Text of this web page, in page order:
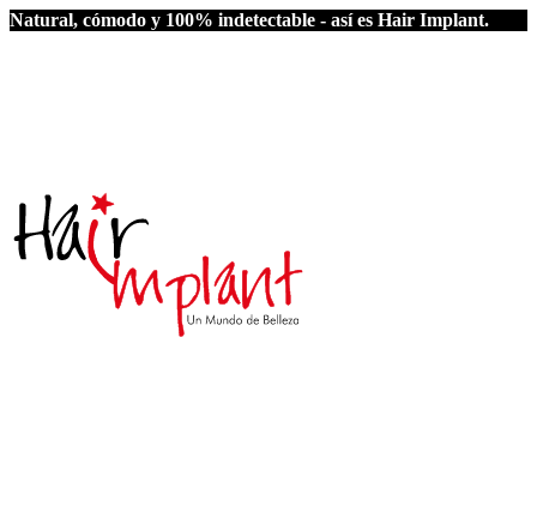
Natural, cómodo y 100% indetectable - así es Hair Implant.